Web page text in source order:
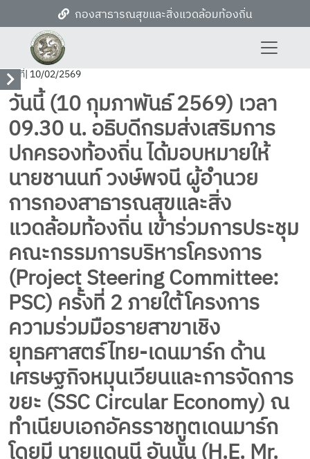
กองสาธารณสุขและสิ่งแวดล้อมท้องถิ่น
วันที่| 10/02/2569
วันนี้ (10 กุมภาพันธ์ 2569) เวลา
09.30 น. อธิบดีกรมส่งเสริมการ
ปกครองท้องถิ่น ได้มอบหมายให้
นายชานนท์ วงษ์พจนี ผู้อำนวย
การกองสาธารณสุขและสิ่ง
แวดล้อมท้องถิ่น เข้าร่วมการประชุม
คณะกรรมการบริหารโครงการ
(Project Steering Committee:
PSC) ครั้งที่ 2 ภายใต้โครงการ
ความร่วมมือรายสาขาเชิง
ยุทธศาสตร์ไทย-เดนมาร์ก ด้าน
เศรษฐกิจหมุนเวียนและการจัดการ
ขยะ (SSC Circular Economy) ณ
ทำเนียบเอกอัครราชทูตเดนมาร์ก